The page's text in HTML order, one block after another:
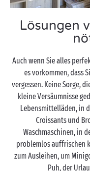
Lösungen
Auch wenn Sie alles
es vorkommen, dass
vergessen. Keine Sorge,
kleine Versäumnisse
Lebensmittelläden, in
Croissants und
Waschmaschinen, in
problemlos auffrischen
zum Ausleihen, um
Puh, der